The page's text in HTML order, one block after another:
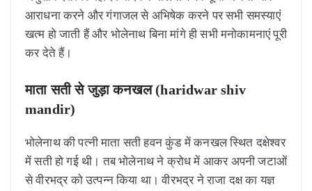
आराधना करने और गंगाजल से अभिषेक करने पर सभी समस्याएं
खत्म हो जाती हैं और भोलेनाथ बिना मांगे ही सभी मनोकामनाएं पूरी
कर देते हैं।
माता सती से जुड़ा कनखल (haridwar shiv
mandir)
भोलेनाथ की पत्नी माता सती हवन कुंड में कनखल स्थित दक्षेश्वर
में सती हो गई थी। तब भोलेनाथ ने क्रोध में आकर अपनी जटाओं
से वीरभद्र को उत्पन्न किया था। वीरभद्र ने राजा दक्ष का यज्ञ